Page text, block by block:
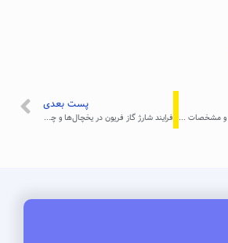
آشنایی با گاز R22 فلورن و مشخصات آن
پست بعدی
فرایند شارژ گاز فریون در یخچال‌ها و چیلرها: راهنمای گام به گام + نکات مهم